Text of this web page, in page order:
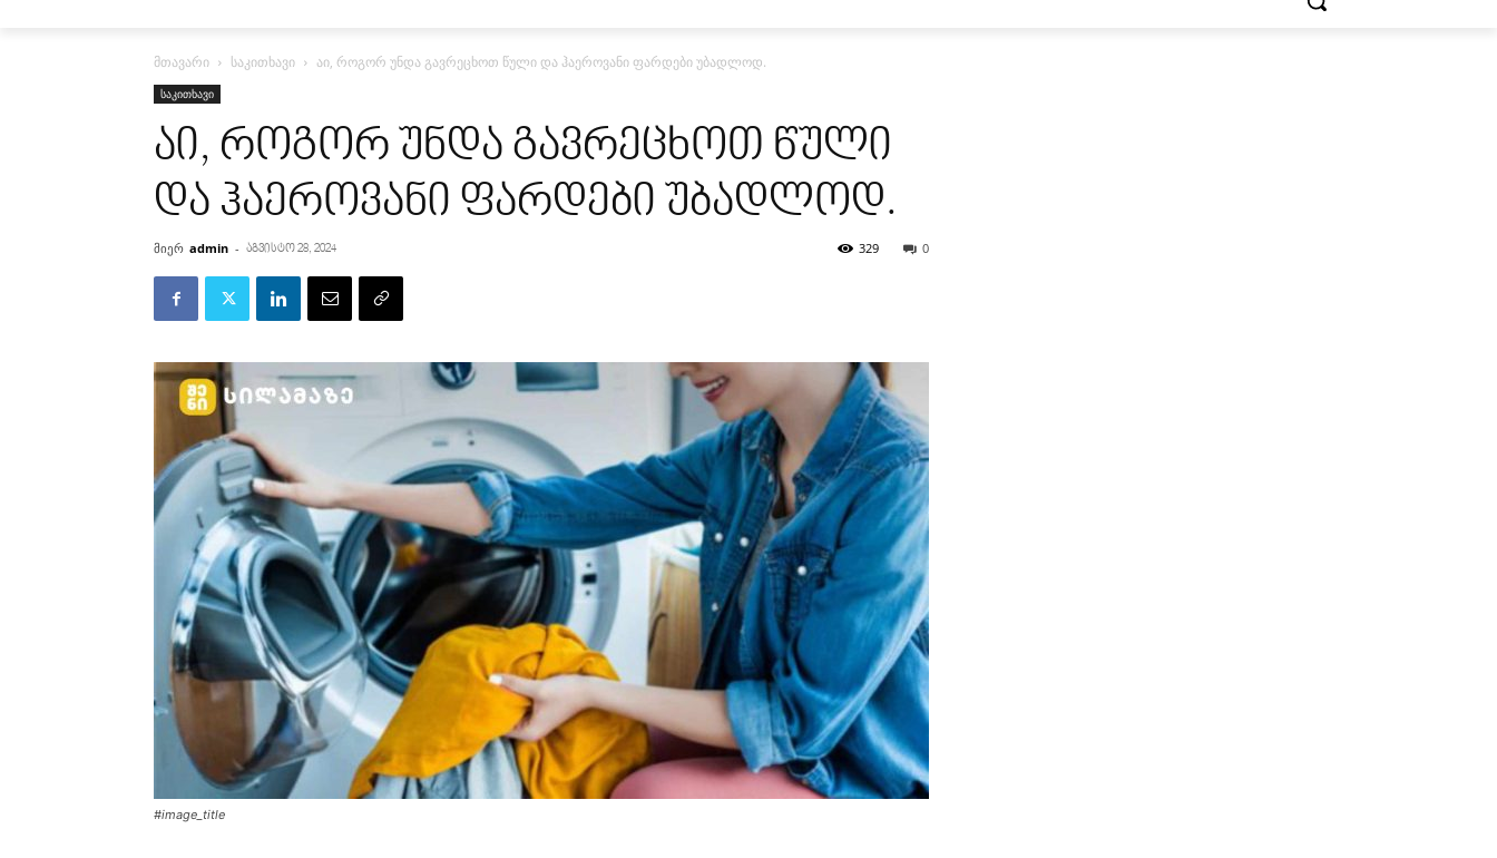
მთავარი საკითხავი აი, როგორ უნდა გავრეცხოთ წული და ჰაეროვანი ფარდები უბადლოდ.
საკითხავი
აი, როგორ უნდა გავრეცხოთ წული
და ჰაეროვანი ფარდები უბადლოდ.
მიერ admin - აგვისტო 28, 2024 0
329
#image_title